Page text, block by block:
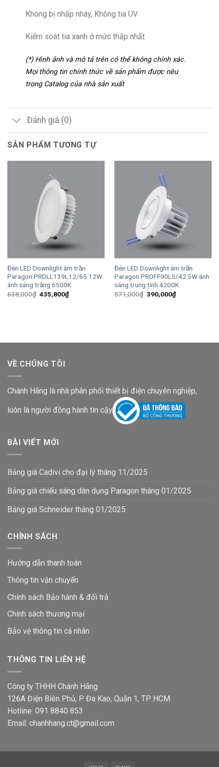
Không bị nhấp nháy, Không tia UV
Kiểm soát tia xanh ở mức thấp nhất
(*) Hình ảnh và mô tả trên có thể không chính xác.
Mọi thông tin chính thức về sản phẩm được nêu
trong Catalog của nhà sản xuất
Đánh giá (0)
SẢN PHẨM TƯƠNG TỰ
Đèn LED Downlight âm trần
Paragon PRDLL139L12/65 12W
ánh sáng trắng 6500K
638,000₫ Giá
435,800₫Giá
hiện
Đèn LED Downlight âm trần
Paragon PRDFF90L5/42 5W ánh
sáng trung tính 4200K
571,000₫ Giá
390,000₫Giá
hiện
VỀ CHÚNG TÔI
Chánh Hãng là nhà phân phối thiết bị điện chuyên nghiệp,
luôn là người đồng hành tin cậy
BÀI VIẾT MỚI
Bảng giá Cadivi cho đại lý tháng 11/2025
Bảng giá chiếu sáng dân dụng Paragon tháng 01/2025
Bảng giá Schneider tháng 01/2025
CHÍNH SÁCH
Hướng dẫn thanh toán
Thông tin vận chuyển
Chính sách Bảo hành & đổi trả
Chính sách thương mại
Bảo vệ thông tin cá nhân
THÔNG TIN LIÊN HỆ
Công ty THHH Chánh Hãng
126A Điện Biên Phủ, P. Đa Kao, Quận 1, TP. HCM
Hotline: 091 8840 853
Email: chanhhang.ct@gmail.com